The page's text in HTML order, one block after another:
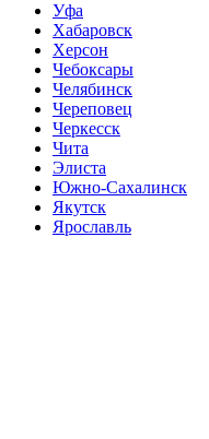
Уфа
Хабаровск
Херсон
Чебоксары
Челябинск
Череповец
Черкесск
Чита
Элиста
Южно-Сахалинск
Якутск
Ярославль